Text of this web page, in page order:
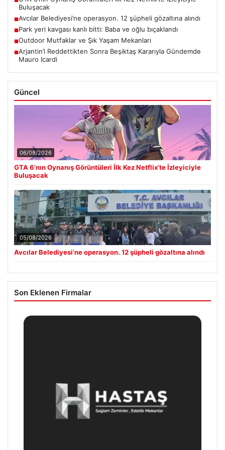
Buluşacak
■Avcılar Belediyesi’ne operasyon. 12 şüpheli gözaltına alındı
■Park yeri kavgası kanlı bitti: Baba ve oğlu bıçaklandı
■Outdoor Mutfaklar ve Şık Yaşam Mekanları
■Arjantin’i Reddettikten Sonra Beşiktaş Kararıyla Gündemde
Mauro Icardi
Güncel
06/08/2026
GTA 6’nın Oynanış Görüntüleri İlk Kez Netflix’te İzleyiciyle
Buluşacak
05/08/2026
Avcılar Belediyesi’ne operasyon. 12 şüpheli gözaltına alındı
Son Eklenen Firmalar